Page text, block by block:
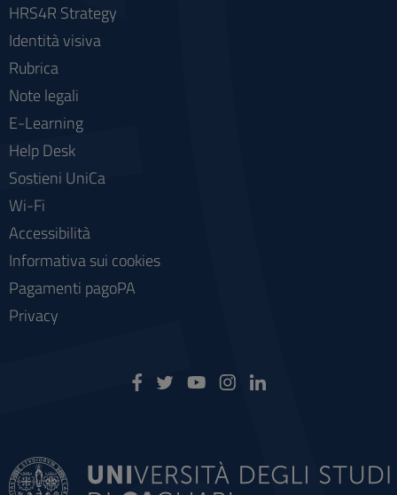
HRS4R Strategy
Identità visiva
Rubrica
Note legali
E-Learning
Help Desk
Sostieni UniCa
Wi-Fi
Accessibilità
Informativa sui cookies
Pagamenti pagoPA
Privacy